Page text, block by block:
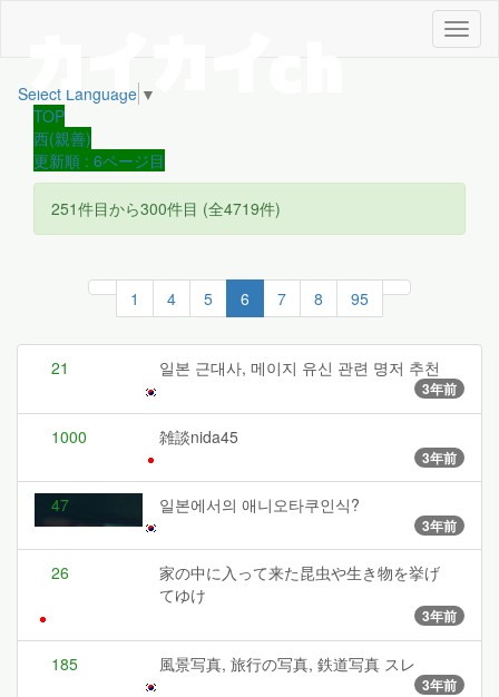
メ
ニ
Select Language ▼
TOP
西(親善)
更新順 : 6ページ目
251件目から300件目 (全4719件)
1 4 5 6 7 8 95
21 일본 근대사, 메이지 유신 관련 명저 추천
3年前
1000 雑談nida45
3年前
47 일본에서의 애니오타쿠인식?
3年前
26
家の中に入って来た昆虫や生き物を挙げ
てゆけ
3年前
185 風景写真, 旅行の写真, 鉄道写真 スレ
3年前